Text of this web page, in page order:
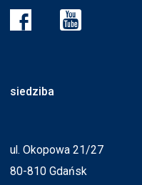
siedziba
ul. Okopowa 21/27
80-810 Gdańsk